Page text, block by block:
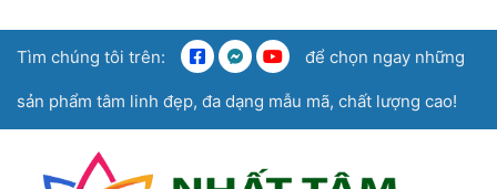
Tìm chúng tôi trên: để chọn ngay những
sản phẩm tâm linh đẹp, đa dạng mẫu mã, chất lượng cao!